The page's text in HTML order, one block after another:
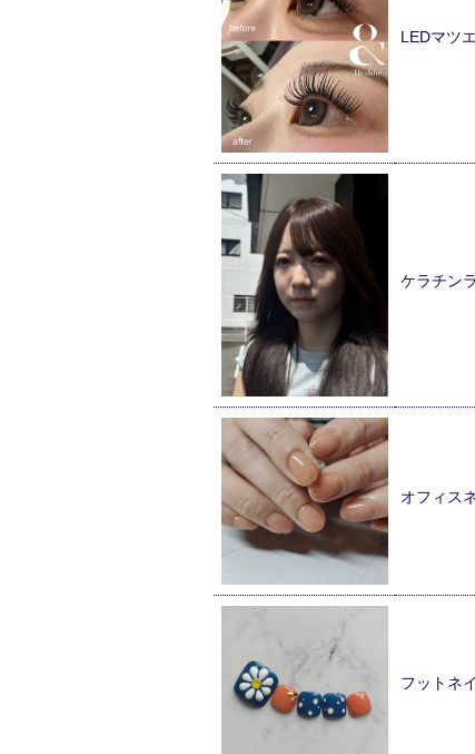
LEDマツ
ケラチン
オフィス
フットネ